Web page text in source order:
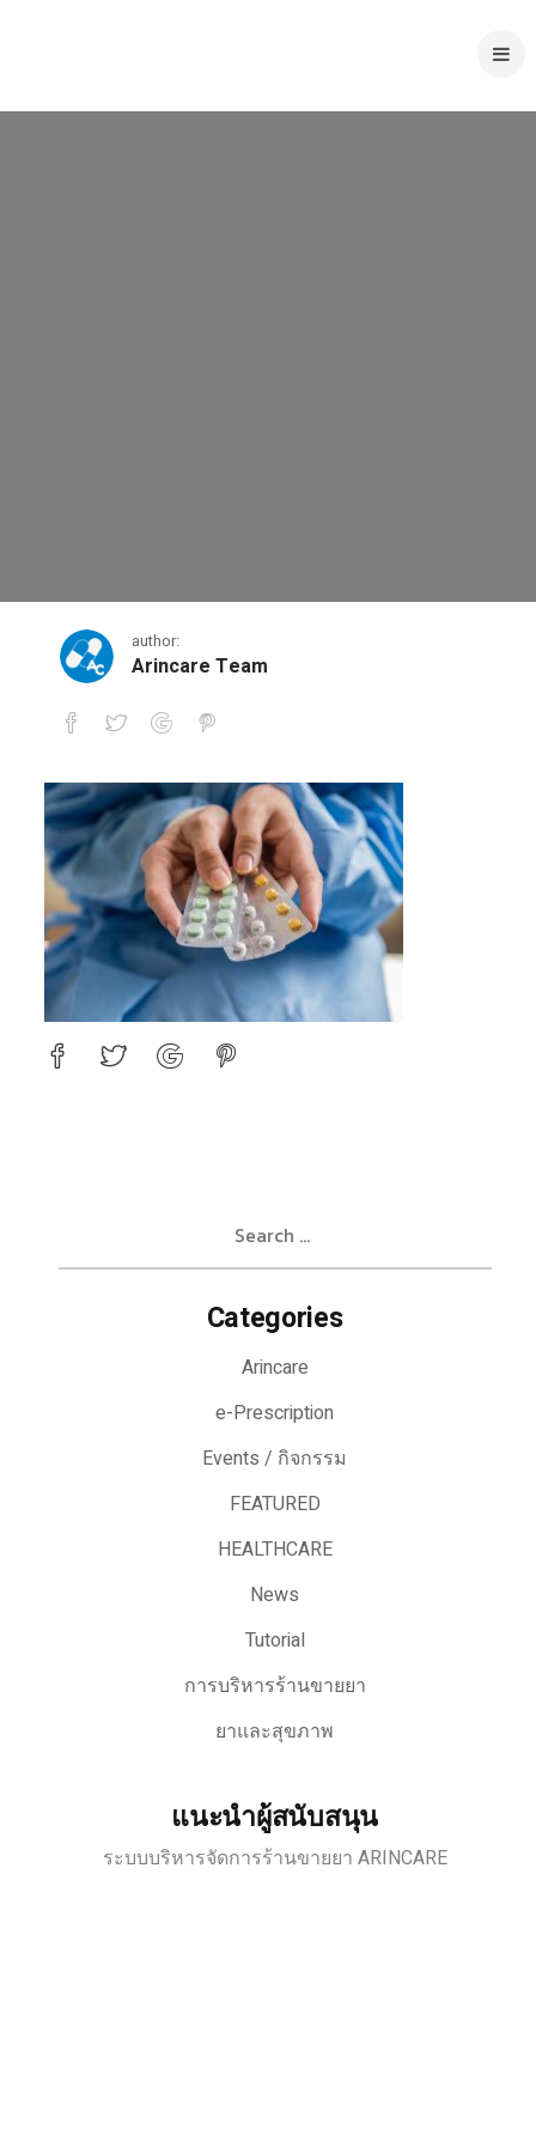
author:
Arincare Team
58856028.2257ce78ff8f41789d27dea232faffa3.20100515
Categories
Arincare
e-Prescription
Events / กิจกรรม
FEATURED
HEALTHCARE
News
Tutorial
การบริหารร้านขายยา
ยาและสุขภาพ
แนะนำผู้สนับสนุน
ระบบบริหารจัดการร้านขายยา ARINCARE